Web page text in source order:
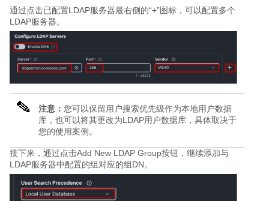
通过点击已配置LDAP服务器最右侧的“+”图标，可以配置多个
LDAP服务器。
注意： 您可以保留用户搜索优先级作为本地用户数据
库，也可以将其更改为LDAP用户数据库，具体取决于
您的使用案例。
接下来，通过点击Add New LDAP Group按钮，继续添加与
LDAP服务器中配置的组对应的组DN。